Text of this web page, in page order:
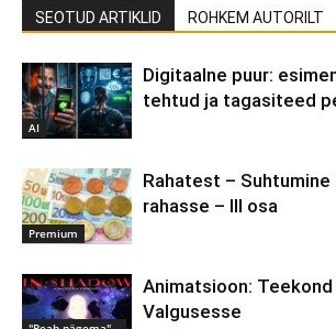
SEOTUD ARTIKLID ROHKEM AUTORILT
AI
Digitaalne puur:
tehtud ja tagasiteed
Premium
Rahatest –
rahasse – III osa
Animatsioon:
Valgusesse